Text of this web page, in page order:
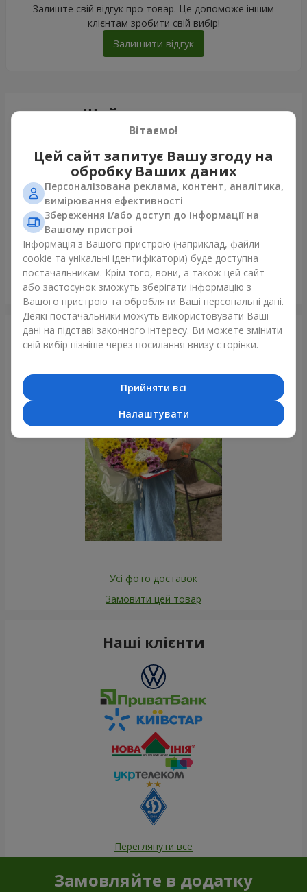
Залиште свій відгук про товар. Це допоможе іншим
клієнтам зробити свій вибір!
Залишити відгук
Щойно доставили
Букет "Шарм"
Запоріжжя
Фотогалерея
Усі фото доставок
Замовити цей товар
Наші клієнти
Переглянути все
Замовляйте в додатку
Вітаємо!
Цей сайт запитує Вашу згоду на
обробку Ваших даних
Персоналізована реклама, контент, аналітика,
вимірювання ефективності
Збереження і/або доступ до інформації на
Вашому пристрої
Інформація з Вашого пристрою (наприклад, файли
cookie та унікальні ідентифікатори) буде доступна
постачальникам. Крім того, вони, а також цей сайт
або застосунок зможуть зберігати інформацію з
Вашого пристрою та обробляти Ваші персональні дані.
Деякі постачальники можуть використовувати Ваші
дані на підставі законного інтересу. Ви можете змінити
свій вибір пізніше через посилання внизу сторінки.
Прийняти всі
Налаштувати